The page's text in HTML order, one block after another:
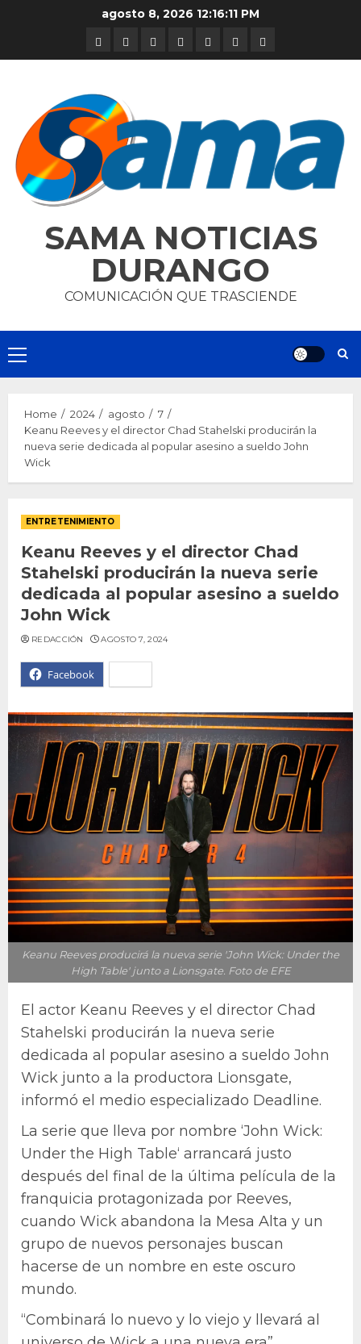
agosto 8, 2026 12:16:11 PM
DURANGO
NACIONAL
INTERNACIONAL
DEPORTES
ENTRETENIMIENTO
CIENCIA
Y
OPINION
SAMA NOTICIAS
DURANGO
COMUNICACIÓN QUE TRASCIENDE
Primary
Menu
Home 2024 agosto
7
Keanu Reeves y el director Chad Stahelski producirán la
nueva serie dedicada al popular asesino a sueldo John
Wick
ENTRETENIMIENTO
Keanu Reeves y el director Chad
Stahelski producirán la nueva serie
dedicada al popular asesino a sueldo
John Wick
Facebook
REDACCIÓN AGOSTO 7, 2024
Keanu Reeves producirá la nueva serie 'John Wick: Under the
High Table' junto a Lionsgate. Foto de EFE
El actor Keanu Reeves y el director Chad
Stahelski producirán la nueva serie
dedicada al popular asesino a sueldo John
Wick junto a la productora Lionsgate,
informó el medio especializado Deadline.
La serie que lleva por nombre ‘John Wick:
Under the High Table‘ arrancará justo
después del final de la última película de la
franquicia protagonizada por Reeves,
cuando Wick abandona la Mesa Alta y un
grupo de nuevos personajes buscan
hacerse de un nombre en este oscuro
mundo.
“Combinará lo nuevo y lo viejo y llevará al